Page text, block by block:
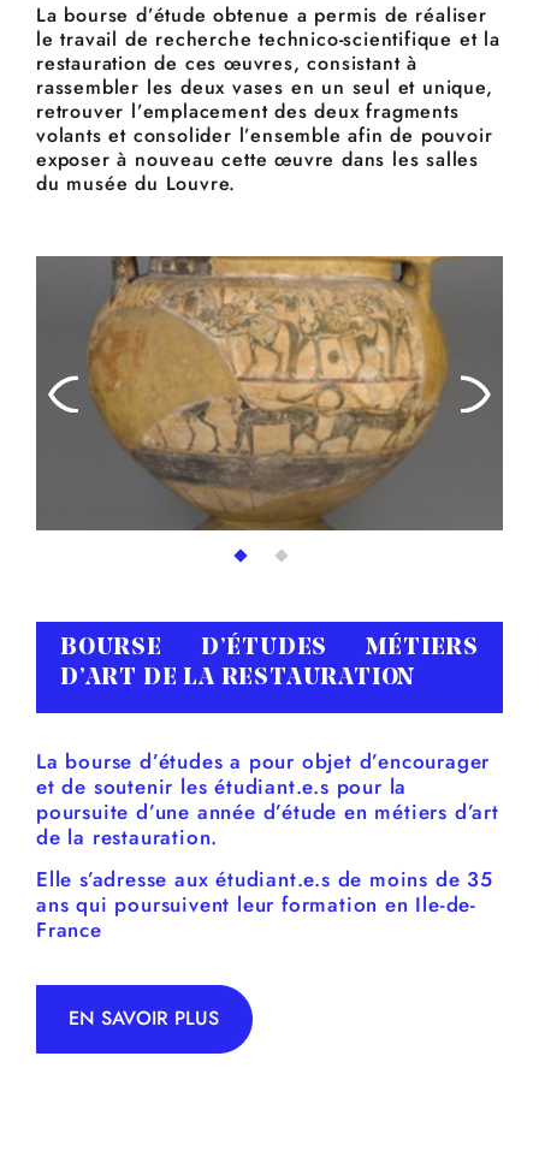
La bourse d’étude obtenue a permis de réaliser
le travail de recherche technico-scientifique et la
restauration de ces œuvres, consistant à
rassembler les deux vases en un seul et unique,
retrouver l’emplacement des deux fragments
volants et consolider l’ensemble afin de pouvoir
exposer à nouveau cette œuvre dans les salles
du musée du Louvre.
BOURSE D’ÉTUDES MÉTIERS
D’ART DE LA RESTAURATION
La bourse d’études a pour objet d’encourager
et de soutenir les étudiant.e.s pour la
poursuite d’une année d’étude en métiers d’art
de la restauration.
Elle s’adresse aux étudiant.e.s de moins de 35
ans qui poursuivent leur formation en Ile-de-
France
EN SAVOIR PLUS